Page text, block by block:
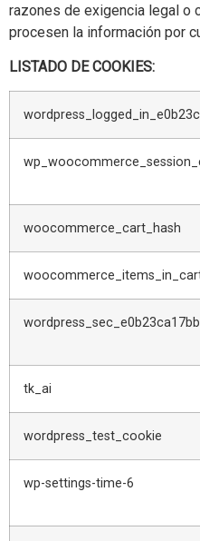
razones de exigencia legal o
procesen la información por
LISTADO DE COOKIES:
woocommerce_cart_hash
tk_ai
wordpress_test_cookie
wp-settings-time-6